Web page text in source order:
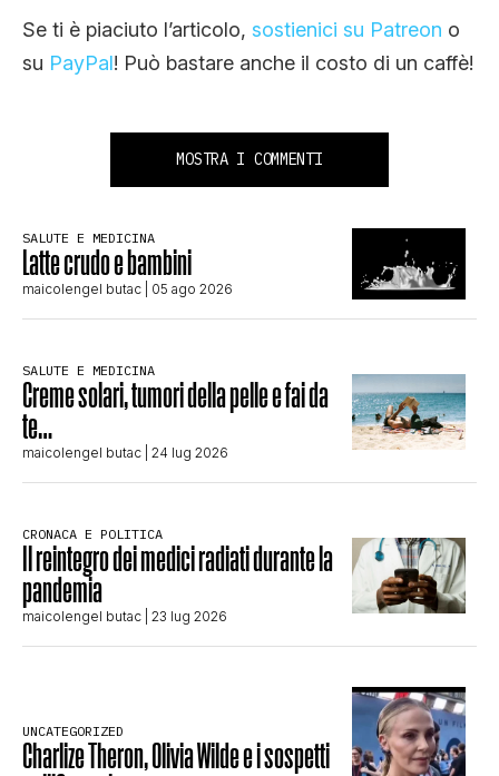
Se ti è piaciuto l’articolo, sostienici su Patreon o
su PayPal! Può bastare anche il costo di un caffè!
MOSTRA I COMMENTI
SALUTE E MEDICINA
Latte crudo e bambini
maicolengel butac | 05 ago 2026
SALUTE E MEDICINA
Creme solari, tumori della pelle e fai da
te…
maicolengel butac | 24 lug 2026
CRONACA E POLITICA
Il reintegro dei medici radiati durante la
pandemia
maicolengel butac | 23 lug 2026
UNCATEGORIZED
Charlize Theron, Olivia Wilde e i sospetti